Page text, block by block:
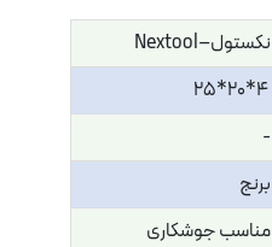
نکستول–Nextool
-
برنج
مناسب جوشکاری